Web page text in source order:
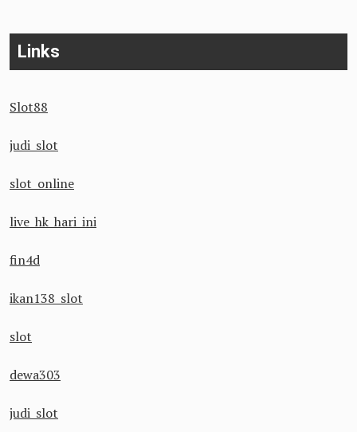
Links
Slot88
judi slot
slot online
live hk hari ini
fin4d
ikan138 slot
slot
dewa303
judi slot